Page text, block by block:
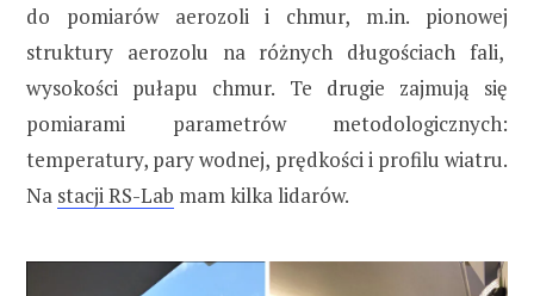
do pomiarów aerozoli i chmur, m.in. pionowej
struktury aerozolu na różnych długościach fali,
wysokości pułapu chmur. Te drugie zajmują się
pomiarami parametrów metodologicznych:
temperatury, pary wodnej, prędkości i profilu wiatru.
Na stacji RS-Lab mam kilka lidarów.